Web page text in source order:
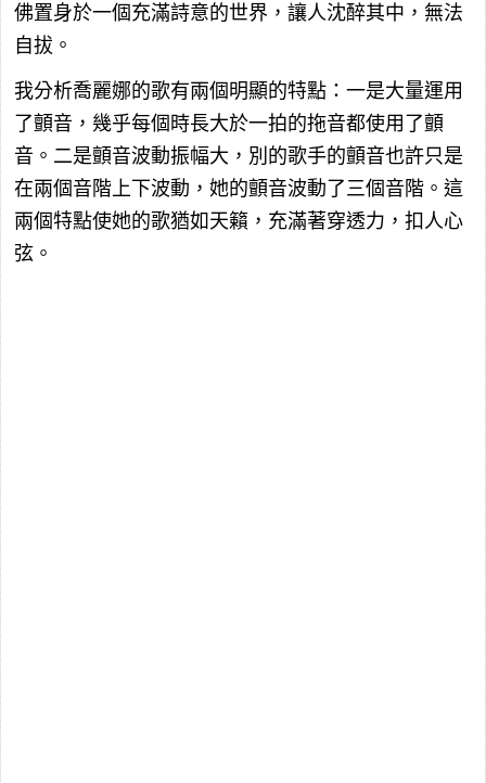
佛置身於一個充滿詩意的世界，讓人沈醉其中，無法
自拔。
我分析喬麗娜的歌有兩個明顯的特點：一是大量運用
了顫音，幾乎每個時長大於一拍的拖音都使用了顫
音。二是顫音波動振幅大，別的歌手的顫音也許只是
在兩個音階上下波動，她的顫音波動了三個音階。這
兩個特點使她的歌猶如天籟，充滿著穿透力，扣人心
弦。